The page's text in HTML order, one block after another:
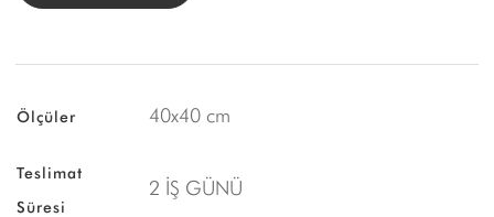
Ölçüler 40x40 cm
Teslimat
Süresi
2 İŞ GÜNÜ